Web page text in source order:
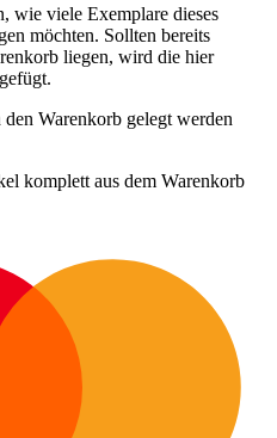
wie viele Exemplare dieses
möchten. Sollten bereits
liegen, wird die hier
Warenkorb gelegt werden
komplett aus dem Warenkorb